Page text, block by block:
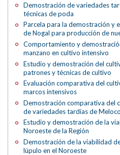
Demostración de variedades
técnicas de poda
Parcela para la demostración y
de Nogal para producción de
Comportamiento y
manzano en cultivo intensivo
Estudio y demostración del
patrones y técnicas de cultivo
Evaluación comparativa del
marcos intensivos
Demostración comparativa del
de variedades tardías de
Estudio y demostración de la
Noroeste de la Región
Demostración de la viabilidad
lúpulo en el Noroeste